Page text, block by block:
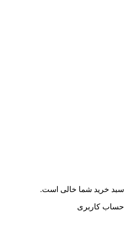
سبد خرید شما خالی است.
حساب کاربری